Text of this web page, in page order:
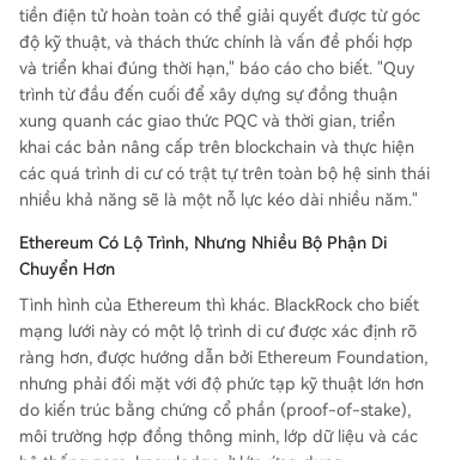
tiền điện tử hoàn toàn có thể giải quyết được từ góc
độ kỹ thuật, và thách thức chính là vấn đề phối hợp
và triển khai đúng thời hạn," báo cáo cho biết. "Quy
trình từ đầu đến cuối để xây dựng sự đồng thuận
xung quanh các giao thức PQC và thời gian, triển
khai các bản nâng cấp trên blockchain và thực hiện
các quá trình di cư có trật tự trên toàn bộ hệ sinh thái
nhiều khả năng sẽ là một nỗ lực kéo dài nhiều năm."
Ethereum Có Lộ Trình, Nhưng Nhiều Bộ Phận Di
Chuyển Hơn
Tình hình của Ethereum thì khác. BlackRock cho biết
mạng lưới này có một lộ trình di cư được xác định rõ
ràng hơn, được hướng dẫn bởi Ethereum Foundation,
nhưng phải đối mặt với độ phức tạp kỹ thuật lớn hơn
do kiến trúc bằng chứng cổ phần (proof-of-stake),
môi trường hợp đồng thông minh, lớp dữ liệu và các